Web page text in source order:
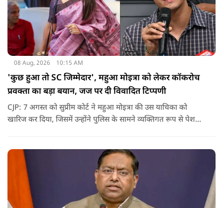
08 Aug, 2026 10:15 AM
'कुछ हुआ तो SC जिम्मेदार', महुआ मोइत्रा को लेकर कॉकरोच
प्रवक्ता का बड़ा बयान, जज पर दी विवादित टिप्पणी
CJP: 7 अगस्त को सुप्रीम कोर्ट ने महुआ मोइत्रा की उस याचिका को
खारिज कर दिया, जिसमें उन्होंने पुलिस के सामने व्यक्तिगत रूप से पेश
केंद्र बन गई है.